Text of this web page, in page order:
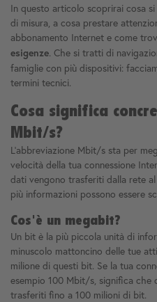
In questo articolo scoprirai cosa
di misura, a cosa prestare
abbonamento Internet e come
esigenze. Che si tratti di
famiglie con più dispositivi:
termini tecnici.
Cosa significa
Mbit/s?
L'abbreviazione Mbit/s sta per
velocità della tua connessione
dati vengono trasferiti dalla rete
più informazioni possono essere
Cos'è un megabit?
Un bit è la più piccola unità di
minuscolo mattoncino delle tue
milione di questi bit. Se la tua
esempio 100 Mbit/s, significa che
trasferiti fino a 100 milioni di bit.